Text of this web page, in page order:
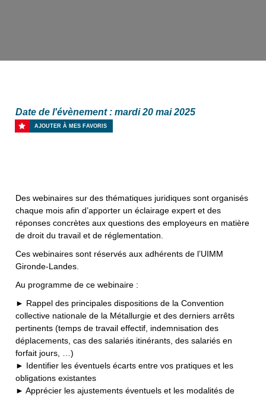
Date de l'évènement : mardi 20 mai 2025
AJOUTER À MES FAVORIS
Des webinaires sur des thématiques juridiques sont organisés
chaque mois afin d’apporter un éclairage expert et des
réponses concrètes aux questions des employeurs en matière
de droit du travail et de réglementation.
Ces webinaires sont réservés aux adhérents de l’UIMM
Gironde-Landes.
Au programme de ce webinaire :
► Rappel des principales dispositions de la Convention
collective nationale de la Métallurgie et des derniers arrêts
pertinents (temps de travail effectif, indemnisation des
déplacements, cas des salariés itinérants, des salariés en
forfait jours, …)
► Identifier les éventuels écarts entre vos pratiques et les
obligations existantes
► Apprécier les ajustements éventuels et les modalités de